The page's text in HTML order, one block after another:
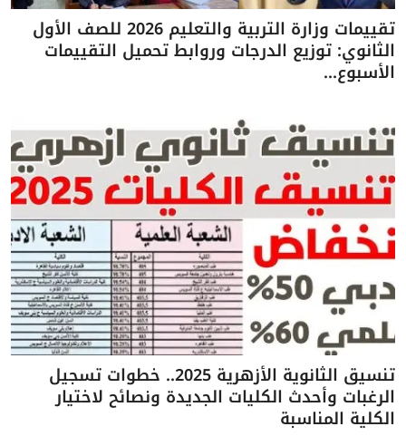
تقييمات وزارة التربية والتعليم 2026 للصف الأول
الثانوي: توزيع الدرجات وروابط تحميل التقييمات
الأسبوع...
تنسيق الثانوية الأزهرية 2025.. خطوات تسجيل
الرغبات وأحدث الكليات الجديدة ونصائح لاختيار
الكلية المناسبة